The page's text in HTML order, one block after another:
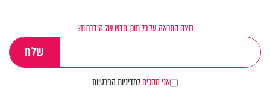
רוצה התראה על כל תוכן חדש של הידברות?
אני מסכיםלמדיניות הפרטיות